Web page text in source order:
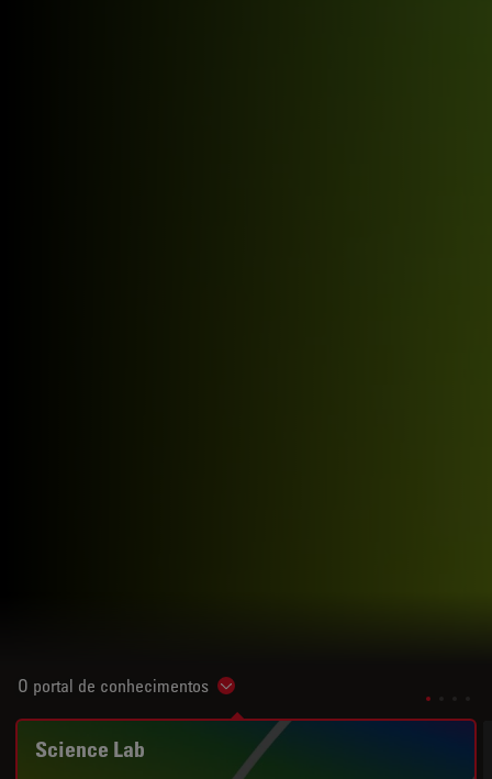
O portal de conhecimentos Show subnavigation
Science Lab